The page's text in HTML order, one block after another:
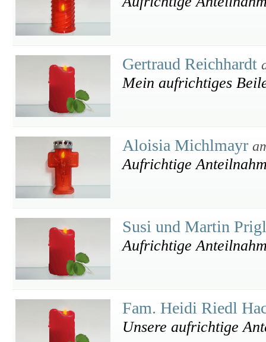
Gertraud Reichhardt
Mein aufrichtiges
Aloisia Michlmayr
Aufrichtige
Susi und Martin
Aufrichtige
Fam. Heidi Riedl
Unsere aufrichtige